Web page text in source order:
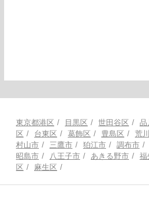
東京都港区 目黒区 世田谷区
品
区
台東区 葛飾区 豊島区
荒
村山市
三鷹市 狛江市
調布市
昭島市
八王子市 あきる野市
福
区
麻生区